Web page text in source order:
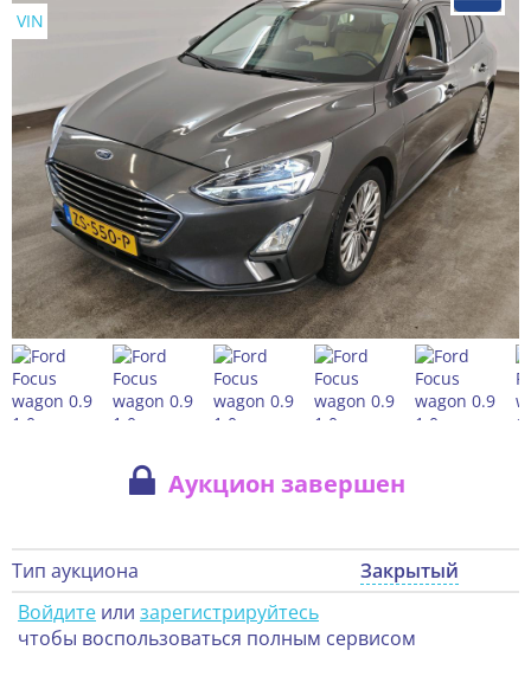
VIN
Аукцион завершен
Тип аукциона
Закрытый
Войдите или зарегистрируйтесь
чтобы воспользоваться полным сервисом